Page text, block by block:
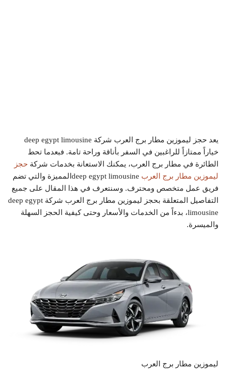
يعد حجز ليموزين مطار برج العرب شركة deep egypt limousine
خياراً ممتازاً للراغبين في السفر بأناقة وراحة تامة. فبعدما تحط
الطائرة في مطار برج العرب، يمكنك الاستعانة بخدمات شركة حجز
ليموزين مطار برج العرب
deep egypt limousineالمميزة والتي تضم
فريق عمل متخصص ومحترف. وسنتعرف في هذا المقال على جميع
التفاصيل المتعلقة بحجز ليموزين مطار برج العرب شركة deep egypt
limousine، بدءاً من الخدمات والأسعار وحتى كيفية الحجز السهلة
والميسرة.
ليموزين مطار برج العرب